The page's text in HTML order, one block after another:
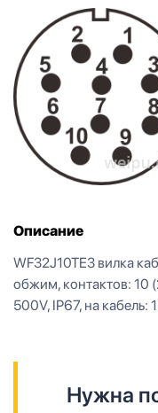
Описание
WF32J10TE3 вилка
обжим, контактов: 10
500V, IP67, на
Нужна